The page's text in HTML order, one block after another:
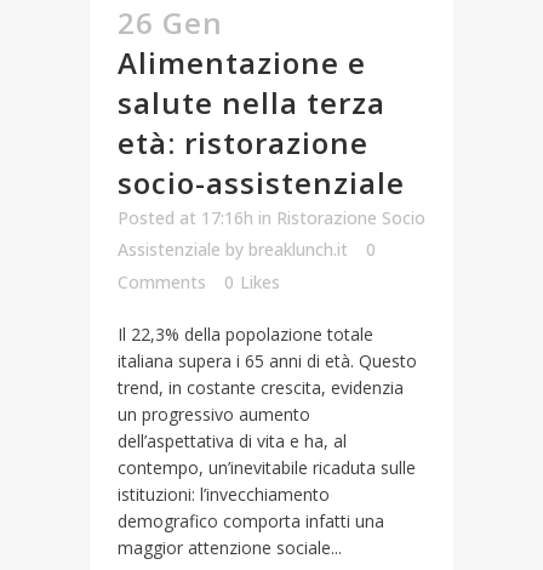
26 Gen
Alimentazione e
salute nella terza
età: ristorazione
socio-assistenziale
Posted at 17:16h in Ristorazione Socio
Assistenziale by breaklunch.it
0
Comments
0 Likes
Il 22,3% della popolazione totale
italiana supera i 65 anni di età. Questo
trend, in costante crescita, evidenzia
un progressivo aumento
dell’aspettativa di vita e ha, al
contempo, un’inevitabile ricaduta sulle
istituzioni: l’invecchiamento
demografico comporta infatti una
maggior attenzione sociale...